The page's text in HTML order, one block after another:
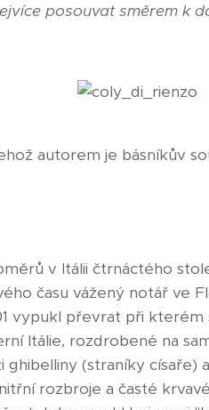
posouvat směrem k
autorem je básníkův
v Itálii čtrnáctého
času vážený notář ve
vypukl převrat při kterém
Itálie, rozdrobené na
ghibelliny (straníky
rozbroje a časté